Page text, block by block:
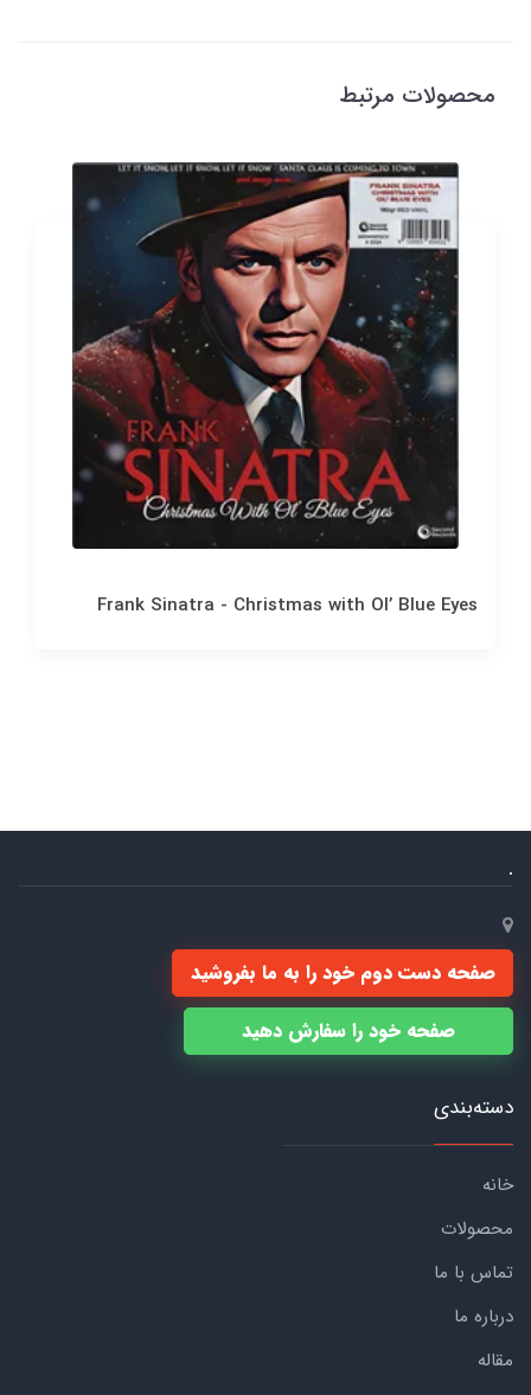
محصولات مرتبط
Frank Sinatra - Christmas with Ol’ Blue Eyes
.
صفحه دست دوم خود را به ما بفروشید
صفحه خود را سفارش دهید
دسته‌بندی
خانه
محصولات
تماس با ما
درباره ما
مقاله